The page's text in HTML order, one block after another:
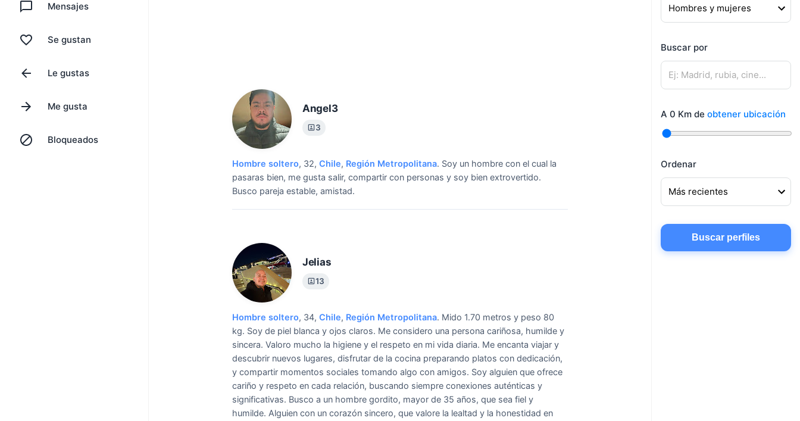
Mujeres buscando pareja
Mujeres buscando
amigos
Mujeres buscando
Mujeres buscando
Hombres buscando
Hombres buscando
pareja
amigos
Buscar por
A 0 Km de obtener ubicación
Ordenar
Buscar perfiles
Mensajes
Se gustan
Le gustas
Me gusta
Bloqueados
Angel3
3
Hombre soltero, 32, Chile, Región Metropolitana. Soy un hombre con el cual la
pasaras bien, me gusta salir, compartir con personas y soy bien extrovertido.
Busco pareja estable, amistad.
Jelias
13
Hombre soltero, 34, Chile, Región Metropolitana. Mido 1.70 metros y peso 80
kg. Soy de piel blanca y ojos claros. Me considero una persona cariñosa, humilde y
sincera. Valoro mucho la higiene y el respeto en mi vida diaria. Me encanta viajar y
descubrir nuevos lugares, disfrutar de la cocina preparando platos con dedicación,
y compartir momentos sociales tomando algo con amigos. Soy alguien que ofrece
cariño y respeto en cada relación, buscando siempre conexiones auténticas y
significativas. Busco a un hombre gordito, mayor de 35 años, que sea fiel y
humilde. Alguien con un corazón sincero, que valore la lealtad y la honestidad en